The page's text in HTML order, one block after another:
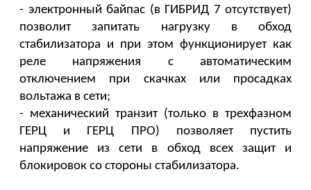
- электронный байпас (в ГИБРИД 7 отсутствует)
позволит запитать нагрузку в обход
стабилизатора и при этом функционирует как
реле напряжения с автоматическим
отключением при скачках или просадках
вольтажа в сети;
- механический транзит (только в трехфазном
ГЕРЦ и ГЕРЦ ПРО) позволяет пустить
напряжение из сети в обход всех защит и
блокировок со стороны стабилизатора.